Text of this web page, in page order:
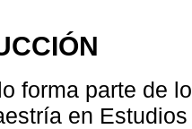
forma parte de
en